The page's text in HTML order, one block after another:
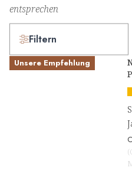
entsprechen
Filtern
Unsere Empfehlung
(